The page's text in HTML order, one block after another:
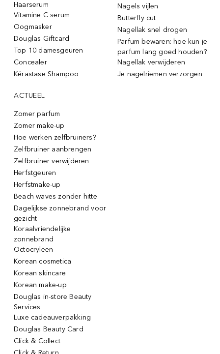
Haarserum
Vitamine C serum
Oogmasker
Douglas Giftcard
Top 10 damesgeuren
Concealer
Kérastase Shampoo
Nagels vijlen
Butterfly cut
Nagellak snel drogen
Parfum bewaren: hoe kun je
parfum lang goed houden?
Nagellak verwijderen
Je nagelriemen verzorgen
ACTUEEL
Zomer parfum
Zomer make-up
Hoe werken zelfbruiners?
Zelfbruiner aanbrengen
Zelfbruiner verwijderen
Herfstgeuren
Herfstmake-up
Beach waves zonder hitte
Dagelijkse zonnebrand voor
gezicht
Koraalvriendelijke
zonnebrand
Octocryleen
Korean cosmetica
Korean skincare
Korean make-up
Douglas in-store Beauty
Services
Luxe cadeauverpakking
Douglas Beauty Card
Click & Collect